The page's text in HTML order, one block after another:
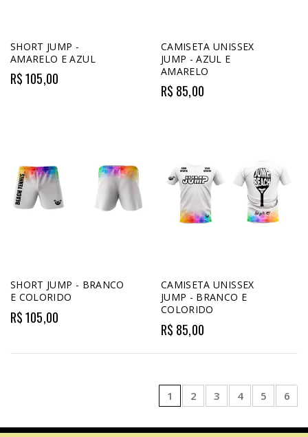
SHORT JUMP -
AMARELO E AZUL
R$ 105,00
CAMISETA UNISSEX
JUMP - AZUL E
AMARELO
R$ 85,00
SHORT JUMP - BRANCO
E COLORIDO
R$ 105,00
CAMISETA UNISSEX
JUMP - BRANCO E
COLORIDO
R$ 85,00
1 2 3 4 5 6